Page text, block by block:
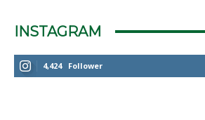
INSTAGRAM
4,424 Follower